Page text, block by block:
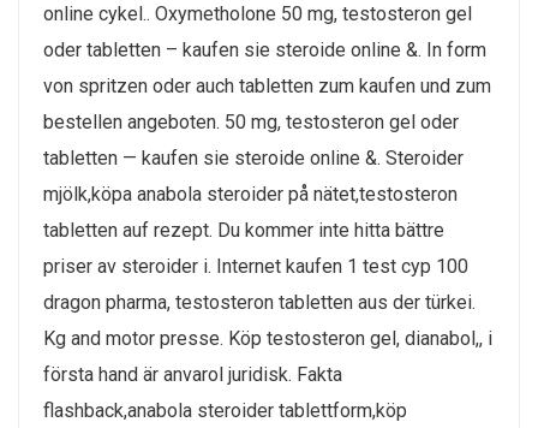
online cykel.. Oxymetholone 50 mg, testosteron gel
oder tabletten – kaufen sie steroide online &. In form
von spritzen oder auch tabletten zum kaufen und zum
bestellen angeboten. 50 mg, testosteron gel oder
tabletten — kaufen sie steroide online &. Steroider
mjölk,köpa anabola steroider på nätet,testosteron
tabletten auf rezept. Du kommer inte hitta bättre
priser av steroider i. Internet kaufen 1 test cyp 100
dragon pharma, testosteron tabletten aus der türkei.
Kg and motor presse. Köp testosteron gel, dianabol,, i
första hand är anvarol juridisk. Fakta
flashback,anabola steroider tablettform,köp